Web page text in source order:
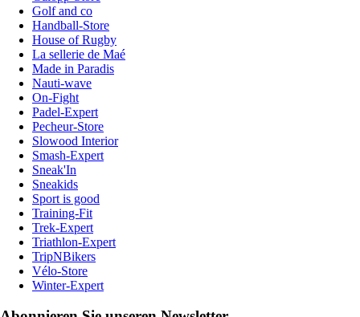
Golf and co
Handball-Store
House of Rugby
La sellerie de Maé
Made in Paradis
Nauti-wave
On-Fight
Padel-Expert
Pecheur-Store
Slowood Interior
Smash-Expert
Sneak'In
Sneakids
Sport is good
Training-Fit
Trek-Expert
Triathlon-Expert
TripNBikers
Vélo-Store
Winter-Expert